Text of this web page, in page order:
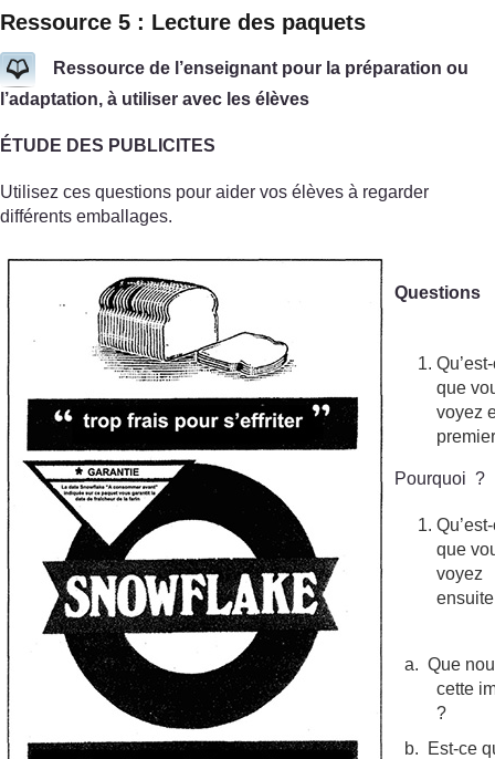
Ressource 5 : Lecture des paquets
Ressource de l’enseignant pour la préparation ou
l’adaptation, à utiliser avec les élèves
ÉTUDE DES PUBLICITES
Utilisez ces questions pour aider vos élèves à regarder
différents emballages.
Questions
que
voyez
Pourquoi ?
que
voyez
a. Que
cette
?
b.
Est-ce